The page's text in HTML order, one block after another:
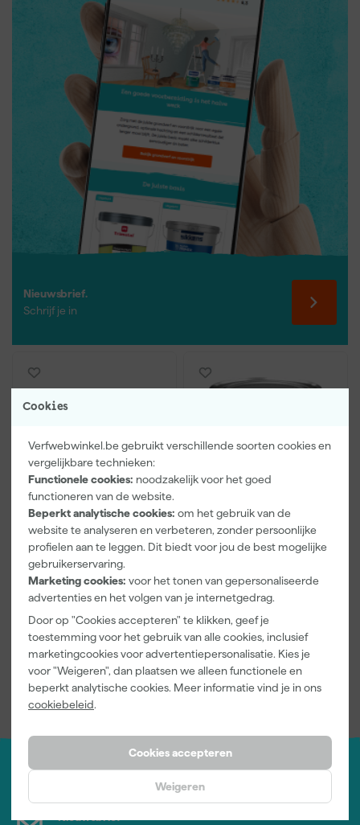
Cookies
Verfwebwinkel.be gebruikt verschillende soorten cookies en
vergelijkbare technieken:
Functionele cookies: noodzakelijk voor het goed
functioneren van de website.
Beperkt analytische cookies: om het gebruik van de
website te analyseren en verbeteren, zonder persoonlijke
profielen aan te leggen. Dit biedt voor jou de best mogelijke
gebruikerservaring.
Marketing cookies: voor het tonen van gepersonaliseerde
advertenties en het volgen van je internetgedrag.
Door op "Cookies accepteren" te klikken, geef je
toestemming voor het gebruik van alle cookies, inclusief
marketingcookies voor advertentiepersonalisatie. Kies je
voor "Weigeren", dan plaatsen we alleen functionele en
beperkt analytische cookies. Meer informatie vind je in ons
cookiebeleid.
Cookies accepteren
Weigeren
metaaloppervlak. Dit type is geschikt voor matige
corrosiebelasting, hekken, radiatoren en constructies
binnenshuis. Bij twijfel over de belasting geldt: buiten of intensief
gebruik vraagt om epoxy primer.
Nieuwsbrief.
Schrijf je in
Rust-Oleum
Roestprimer 769
37,11
incl. BTW
Vergelijk
Owatrol Rustol C.I.P -
0,75L
Maandag bezorgd
Adviesprijs 36,84
28,00
incl. BTW
Vergelijk
Log-in en beheer je bestellingen en gegevens